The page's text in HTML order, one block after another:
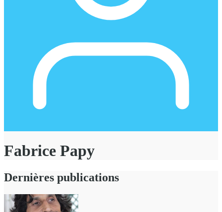
Fabrice Papy
Dernières publications